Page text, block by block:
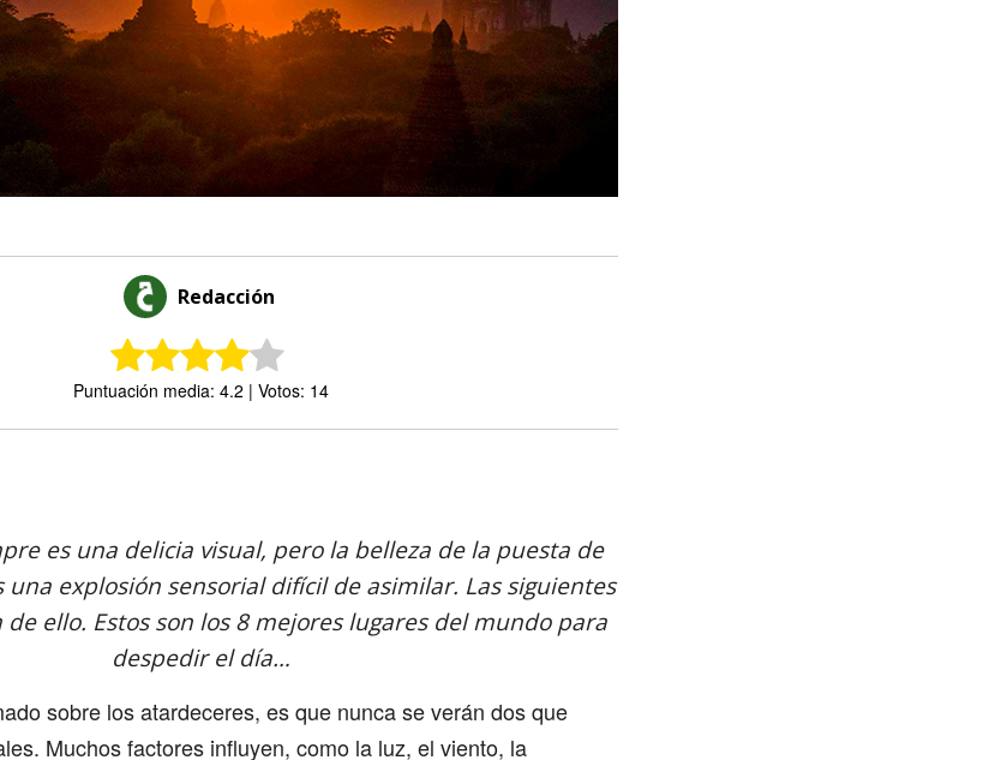
Redacción
Puntuación media: 4.2 | Votos: 14
es una delicia visual, pero la belleza de la puesta de
una explosión sensorial difícil de asimilar. Las siguientes
ello. Estos son los 8 mejores lugares del mundo para
despedir el día…
sobre los atardeceres, es que nunca se verán dos que
Muchos factores influyen, como la luz, el viento, la